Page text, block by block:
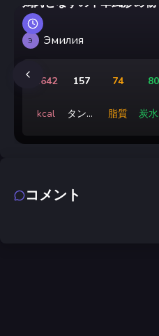
Э Эмилия
1642
kcal
157
タンパ
74
脂質
80
炭水
コメント